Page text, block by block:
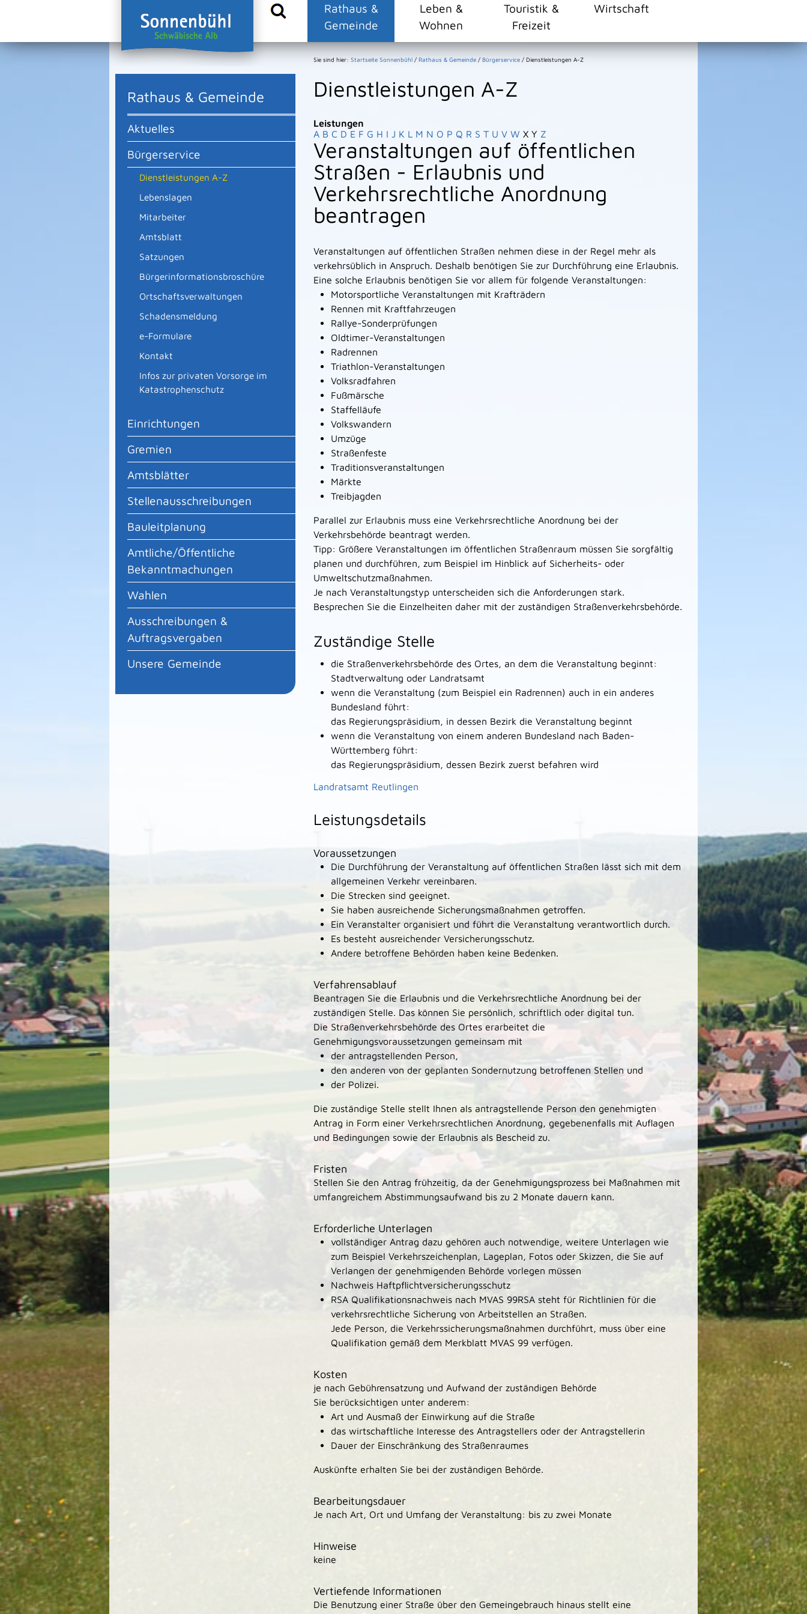
Rathaus &
Gemeinde
Leben &
Wohnen
Touristik &
Freizeit
Wirtschaft
Rathaus & Gemeinde
Aktuelles
Bürgerservice
Dienstleistungen A-Z
Lebenslagen
Mitarbeiter
Amtsblatt
Satzungen
Bürgerinformationsbroschüre
Ortschaftsverwaltungen
Schadensmeldung
e-Formulare
Kontakt
Infos zur privaten Vorsorge im
Katastrophenschutz
Einrichtungen
Gremien
Amtsblätter
Stellenausschreibungen
Bauleitplanung
Amtliche/Öffentliche
Bekanntmachungen
Wahlen
Ausschreibungen &
Auftragsvergaben
Unsere Gemeinde
Sie sind hier: Startseite Sonnenbühl / Rathaus & Gemeinde / Bürgerservice / Dienstleistungen A-Z
Dienstleistungen A-Z
Leistungen
A B C D E F G H I J K L M N O P Q R S T U V W X Y Z
Veranstaltungen auf öffentlichen
Straßen - Erlaubnis und
Verkehrsrechtliche Anordnung
beantragen
Veranstaltungen auf öffentlichen Straßen nehmen diese in der Regel mehr als
verkehrsüblich in Anspruch. Deshalb benötigen Sie zur Durchführung eine Erlaubnis.
Eine solche Erlaubnis benötigen Sie vor allem für folgende Veranstaltungen:
Motorsportliche Veranstaltungen mit Krafträdern
Rennen mit Kraftfahrzeugen
Rallye-Sonderprüfungen
Oldtimer-Veranstaltungen
Radrennen
Triathlon-Veranstaltungen
Volksradfahren
Fußmärsche
Staffelläufe
Volkswandern
Umzüge
Straßenfeste
Traditionsveranstaltungen
Märkte
Treibjagden
Parallel zur Erlaubnis muss eine Verkehrsrechtliche Anordnung bei der
Verkehrsbehörde beantragt werden.
Tipp: Größere Veranstaltungen im öffentlichen Straßenraum müssen Sie sorgfältig
planen und durchführen, zum Beispiel im Hinblick auf Sicherheits- oder
Umweltschutzmaßnahmen.
Je nach Veranstaltungstyp unterscheiden sich die Anforderungen stark.
Besprechen Sie die Einzelheiten daher mit der zuständigen Straßenverkehrsbehörde.
Zuständige Stelle
die Straßenverkehrsbehörde des Ortes, an dem die Veranstaltung beginnt:
Stadtverwaltung oder Landratsamt
wenn die Veranstaltung (zum Beispiel ein Radrennen) auch in ein anderes
Bundesland führt:
das Regierungspräsidium, in dessen Bezirk die Veranstaltung beginnt
wenn die Veranstaltung von einem anderen Bundesland nach Baden-
Württemberg führt:
das Regierungspräsidium, dessen Bezirk zuerst befahren wird
Landratsamt Reutlingen
Leistungsdetails
Voraussetzungen
Die Durchführung der Veranstaltung auf öffentlichen Straßen lässt sich mit dem
allgemeinen Verkehr vereinbaren.
Die Strecken sind geeignet.
Sie haben ausreichende Sicherungsmaßnahmen getroffen.
Ein Veranstalter organisiert und führt die Veranstaltung verantwortlich durch.
Es besteht ausreichender Versicherungsschutz.
Andere betroffene Behörden haben keine Bedenken.
Verfahrensablauf
Beantragen Sie die Erlaubnis und die Verkehrsrechtliche Anordnung bei der
zuständigen Stelle. Das können Sie persönlich, schriftlich oder digital tun.
Die Straßenverkehrsbehörde des Ortes erarbeitet die
Genehmigungsvoraussetzungen gemeinsam mit
der antragstellenden Person,
den anderen von der geplanten Sondernutzung betroffenen Stellen und
der Polizei.
Die zuständige Stelle stellt Ihnen als antragstellende Person den genehmigten
Antrag in Form einer Verkehrsrechtlichen Anordnung, gegebenenfalls mit Auflagen
und Bedingungen sowie der Erlaubnis als Bescheid zu.
Fristen
Stellen Sie den Antrag frühzeitig, da der Genehmigungsprozess bei Maßnahmen mit
umfangreichem Abstimmungsaufwand bis zu 2 Monate dauern kann.
Erforderliche Unterlagen
vollständiger Antrag dazu gehören auch notwendige, weitere Unterlagen wie
zum Beispiel Verkehrszeichenplan, Lageplan, Fotos oder Skizzen, die Sie auf
Verlangen der genehmigenden Behörde vorlegen müssen
Nachweis Haftpflichtversicherungsschutz
RSA Qualifikationsnachweis nach MVAS 99RSA steht für Richtlinien für die
verkehrsrechtliche Sicherung von Arbeitstellen an Straßen.
Jede Person, die Verkehrssicherungsmaßnahmen durchführt, muss über eine
Qualifikation gemäß dem Merkblatt MVAS 99 verfügen.
Kosten
je nach Gebührensatzung und Aufwand der zuständigen Behörde
Sie berücksichtigen unter anderem:
Art und Ausmaß der Einwirkung auf die Straße
das wirtschaftliche Interesse des Antragstellers oder der Antragstellerin
Dauer der Einschränkung des Straßenraumes
Auskünfte erhalten Sie bei der zuständigen Behörde.
Bearbeitungsdauer
Je nach Art, Ort und Umfang der Veranstaltung: bis zu zwei Monate
Hinweise
keine
Vertiefende Informationen
Die Benutzung einer Straße über den Gemeingebrauch hinaus stellt eine